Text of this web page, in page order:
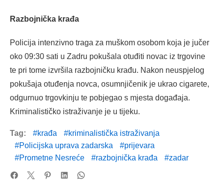
Razbojnička krađa
Policija intenzivno traga za muškom osobom koja je jučer
oko 09:30 sati u Zadru pokušala otuđiti novac iz trgovine
te pri tome izvršila razbojničku krađu. Nakon neuspjelog
pokušaja otuđenja novca, osumnjičenik je ukrao cigarete,
odgurnuo trgovkinju te pobjegao s mjesta događaja.
Kriminalističko istraživanje je u tijeku.
Tag: krađa
kriminalistička istraživanja
Policijska uprava zadarska
prijevara
Prometne Nesreće
razbojnička krađa zadar